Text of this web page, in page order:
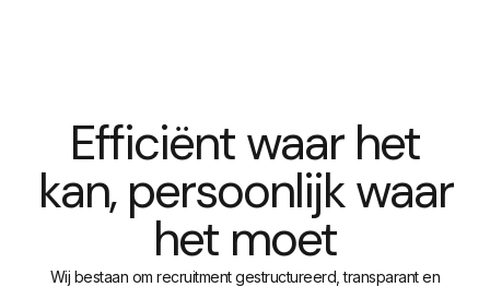
Efficiënt waar het
kan, persoonlijk waar
het moet
Wij bestaan om recruitment gestructureerd, transparant en